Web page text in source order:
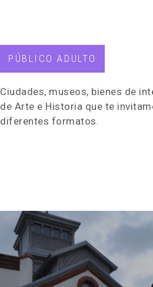
PÚBLICO ADULTO
Ciudades, museos, bienes de
de Arte e Historia que te
diferentes formatos.